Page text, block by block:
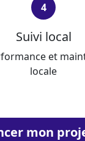
4
Suivi local
et
locale
mon